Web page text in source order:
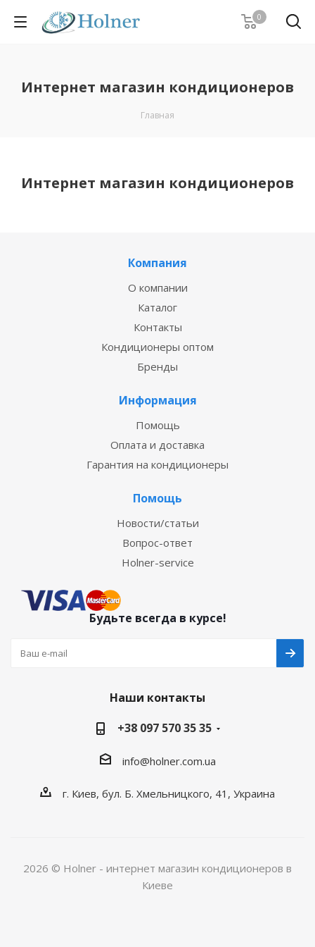
0
Интернет магазин кондиционеров
Главная
Интернет магазин кондиционеров
Компания
О компании
Каталог
Контакты
Кондиционеры оптом
Бренды
Информация
Помощь
Оплата и доставка
Гарантия на кондиционеры
Помощь
Новости/статьи
Вопрос-ответ
Holner-service
Будьте всегда в курсе!
Наши контакты
+38 097 570 35 35
info@holner.com.ua
г. Киев, бул. Б. Хмельницкого, 41, Украина
2026 © Holner - интернет магазин кондиционеров в
Киеве